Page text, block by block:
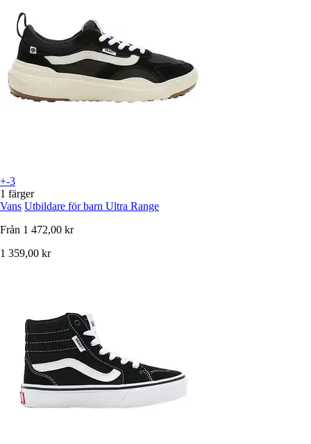
+-3
1 färger
Vans Utbildare för barn Ultra Range
Från 1 472,00 kr
1 359,00 kr